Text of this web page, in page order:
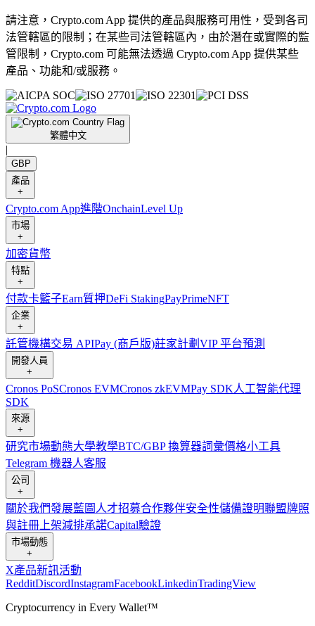
請注意，Crypto.com App 提供的產品與服務可用性，受到各司
法管轄區的限制；在某些司法管轄區內，由於潛在或實際的監
管限制，Crypto.com 可能無法透過 Crypto.com App 提供某些
產品、功能和/或服務。
繁體中文
|
GBP
產品
+
Crypto.com App進階OnchainLevel Up
市場
+
加密貨幣
特點
+
付款卡籃子Earn質押DeFi StakingPayPrimeNFT
企業
+
託管機構交易 APIPay (商戶版)莊家計劃 VIP 平台預測
開發人員
+
Cronos PoSCronos EVMCronos zkEVMPay SDK人工智能代理
SDK
來源
+
研究市場動態大學教學BTC/GBP 換算器詞彙價格小工具
Telegram 機器人客服
公司
+
關於我們發展藍圖 人才招募合作夥伴安全性儲備證明聯盟牌照
與註冊 上架減排承諾Capital驗證
市場動態
+
X產品新訊活動
RedditDiscordInstagramFacebookLinkedinTradingView
Cryptocurrency in Every Wallet™